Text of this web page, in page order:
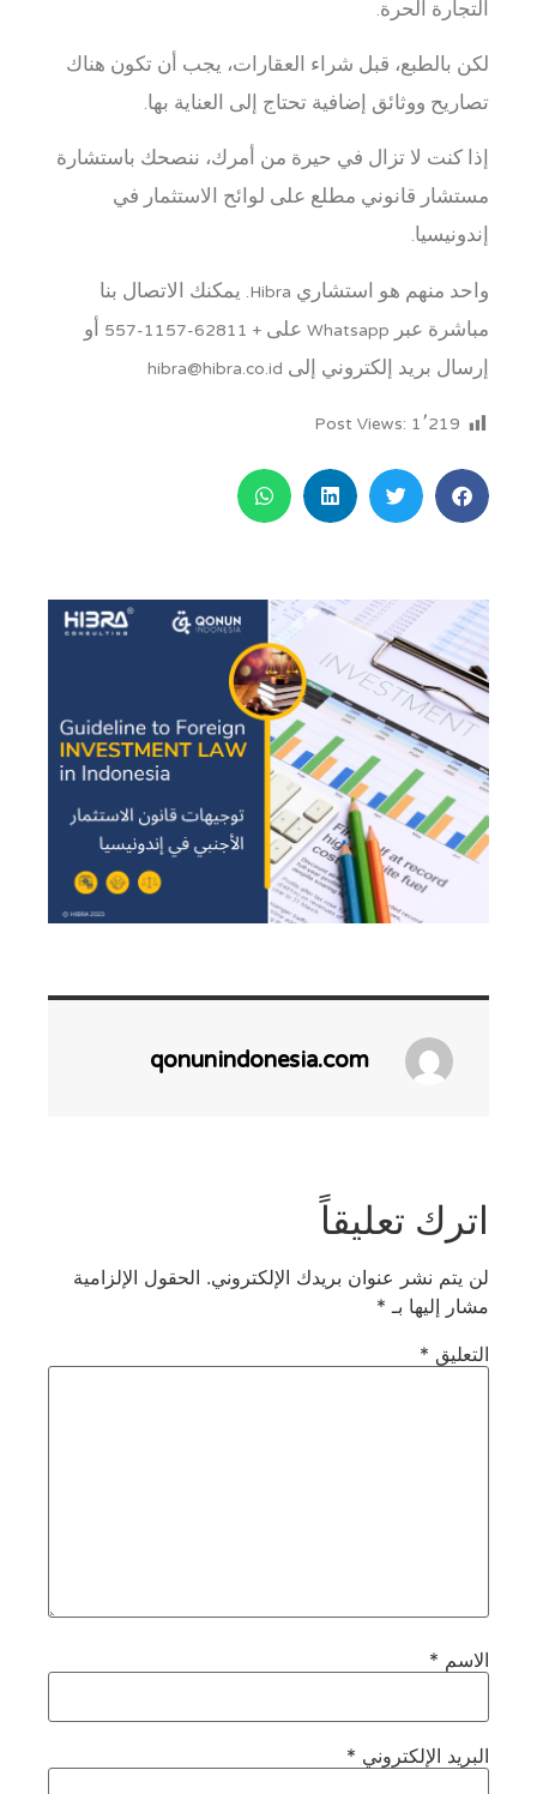
التجارة الحرة.
لكن بالطبع، قبل شراء العقارات، يجب أن تكون هناك
تصاريح ووثائق إضافية تحتاج إلى العناية بها.
إذا كنت لا تزال في حيرة من أمرك، ننصحك باستشارة
مستشار قانوني مطلع على لوائح الاستثمار في
إندونيسيا.
واحد منهم هو استشاري Hibra. يمكنك الاتصال بنا
مباشرة عبر Whatsapp على + 62811-1157-557 أو
إرسال بريد إلكتروني إلى hibra@hibra.co.id
Post Views:1٬219
qonunindonesia.com
اترك تعليقاً
لن يتم نشر عنوان بريدك الإلكتروني. الحقول الإلزامية
مشار إليها بـ *
التعليق *
الاسم *
البريد الإلكتروني *